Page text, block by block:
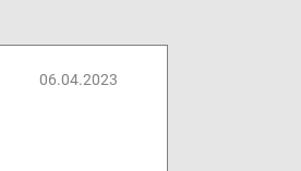
06.04.2023